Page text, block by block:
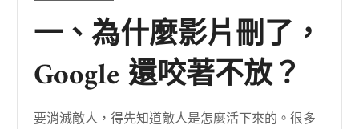
一、為什麼影片刪了，
Google 還咬著不放？
要消滅敵人，得先知道敵人是怎麼活下來的。很多